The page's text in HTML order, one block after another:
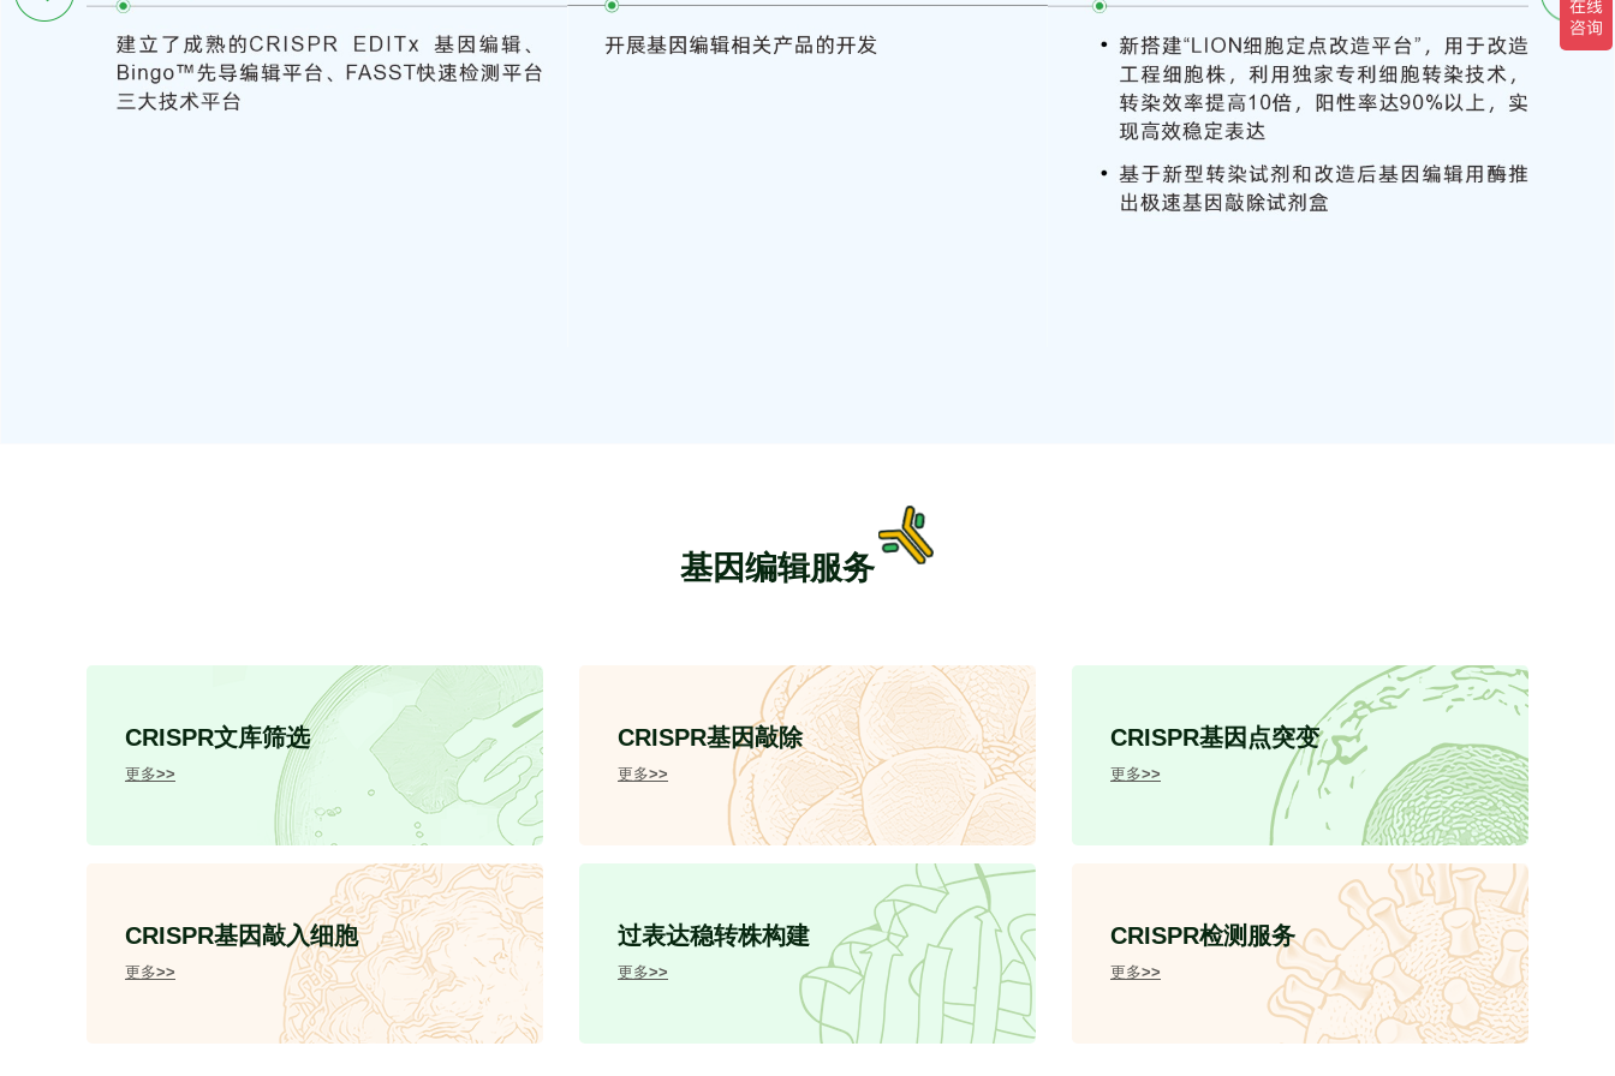
基因编辑服务
CRISPR文库筛选
更多>>
CRISPR基因敲除
更多>>
CRISPR基因点突变
更多>>
CRISPR基因敲入细胞
更多>>
过表达稳转株构建
更多>>
CRISPR检测服务
更多>>